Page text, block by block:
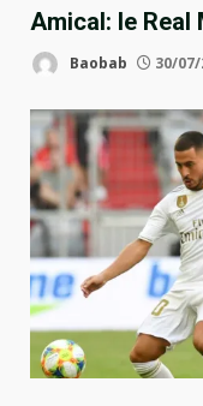
Amical: le Real
Baobab 30/